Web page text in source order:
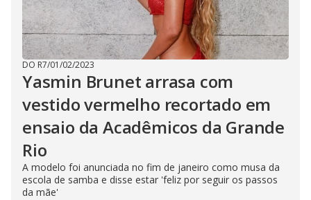
DO R7/01/02/2023
Yasmin Brunet arrasa com
vestido vermelho recortado em
ensaio da Acadêmicos da Grande
Rio
A modelo foi anunciada no fim de janeiro como musa da
escola de samba e disse estar 'feliz por seguir os passos
da mãe'